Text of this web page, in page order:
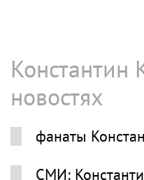
Константин
новостях
фанаты
СМИ: